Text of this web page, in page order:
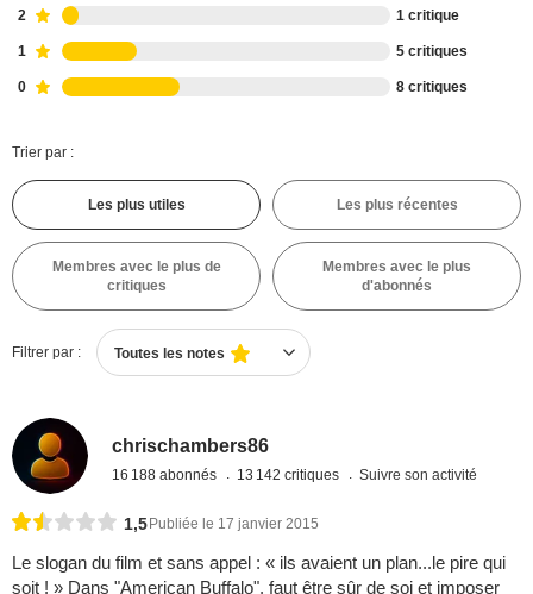
2 1 critique
1 5 critiques
0 8 critiques
Trier par :
Les plus utiles Les plus récentes
Membres avec le plus de
critiques
Membres avec le plus
d'abonnés
Filtrer par : Toutes les notes
chrischambers86
16 188 abonnés 13 142 critiques Suivre son activité
1,5 Publiée le 17 janvier 2015
Le slogan du film et sans appel : « ils avaient un plan...le pire qui
soit ! » Dans "American Buffalo", faut être sûr de soi et imposer